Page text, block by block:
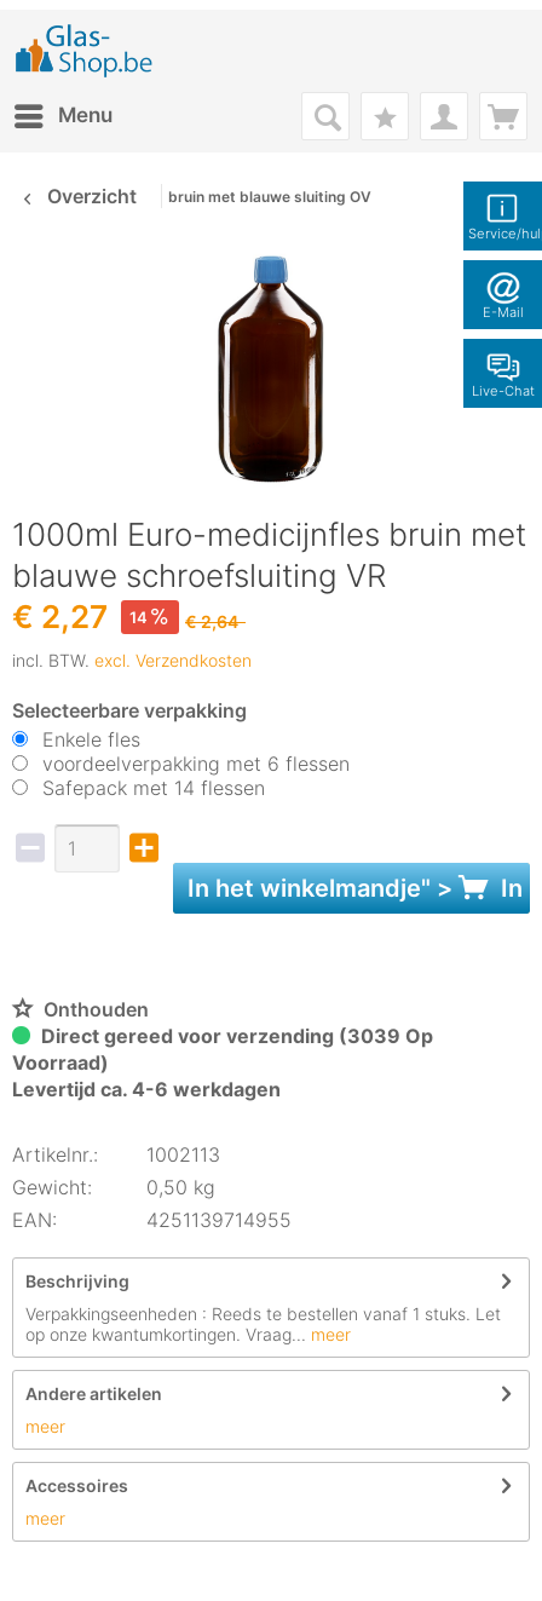
Service/
E-Mail
Live-Chat
Menu
Overzicht bruin met blauwe sluiting OV
1000ml Euro-medicijnfles bruin met
blauwe schroefsluiting VR
€ 2,27
14
€ 2,64
incl. BTW. excl. Verzendkosten
Selecteerbare verpakking
Enkele fles
voordeelverpakking met 6 flessen
Safepack met 14 flessen
In hetwinkelmandje" > In
Onthouden
Direct gereed voor verzending (3039 Op
Voorraad)
Levertijd ca. 4-6 werkdagen
Artikelnr.:
1002113
Gewicht:
0,50 kg
EAN:
4251139714955
Beschrijving
Verpakkingseenheden : Reeds te bestellen vanaf 1 stuks. Let
op onze kwantumkortingen. Vraag... meer
Andere artikelen
meer
Accessoires
meer